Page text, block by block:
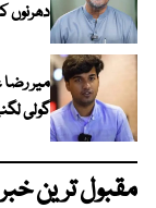
دھرنوں
میر
گولی
مقبول ترین